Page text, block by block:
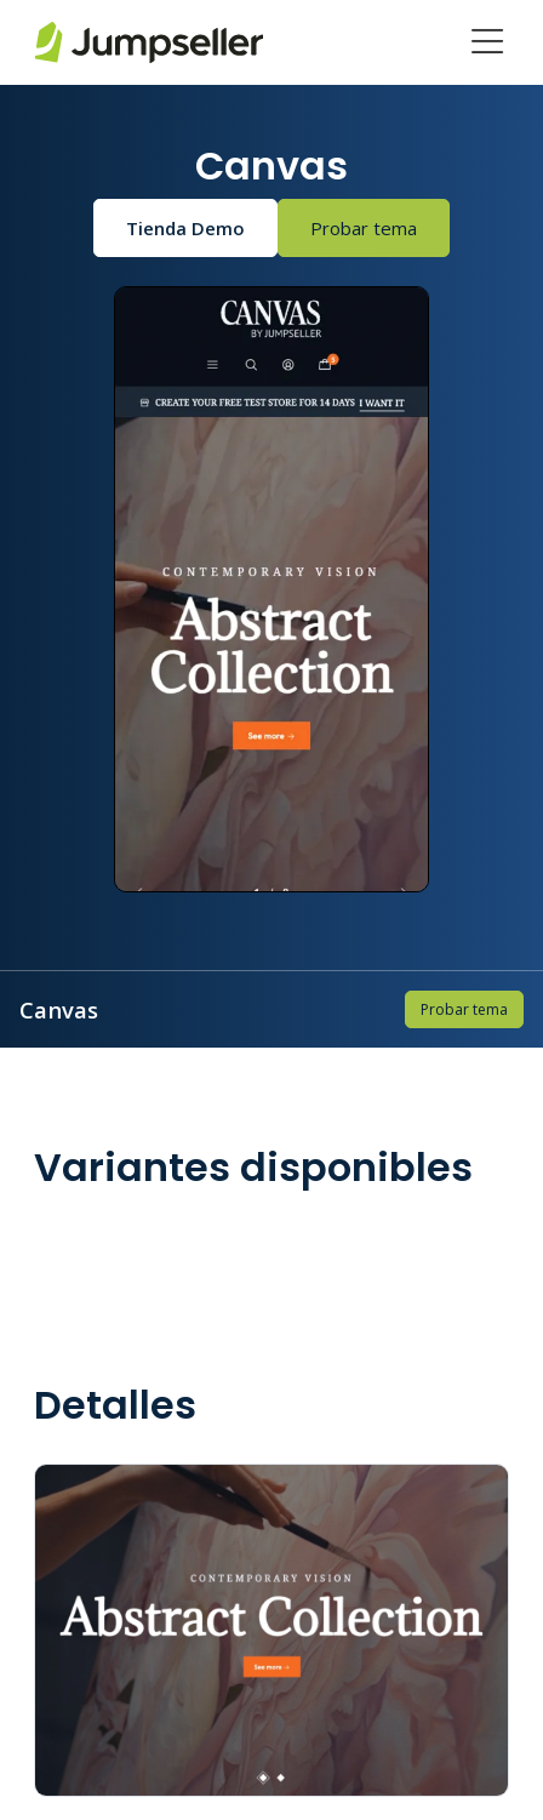
Canvas
Tienda Demo Probar tema
Canvas Probar tema
Variantes disponibles
Detalles